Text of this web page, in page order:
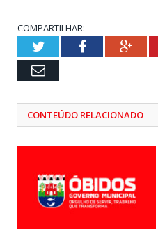
COMPARTILHAR:
TwitterFacebook
Email
CONTEÚDO RELACIONADO